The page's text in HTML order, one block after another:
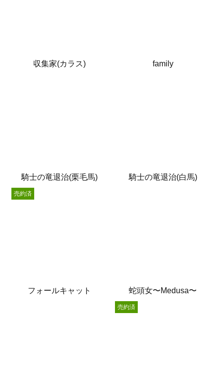
収集家(カラス) family
騎士の竜退治(栗毛馬) 騎士の竜退治(白馬)
フォールキャット
売約済
蛇頭女〜Medusa〜
売約済